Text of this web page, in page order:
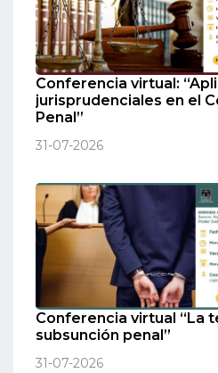
Conferencia virtual:
jurisprudenciales en el
Penal”
31-07-2026
Conferencia virtual “La
subsunción penal”
31-07-2026